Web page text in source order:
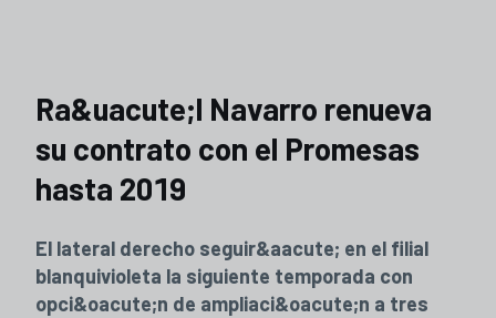
Ra&uacute;l Navarro renueva
su contrato con el Promesas
hasta 2019
El lateral derecho seguir&aacute; en el filial
blanquivioleta la siguiente temporada con
opci&oacute;n de ampliaci&oacute;n a tres